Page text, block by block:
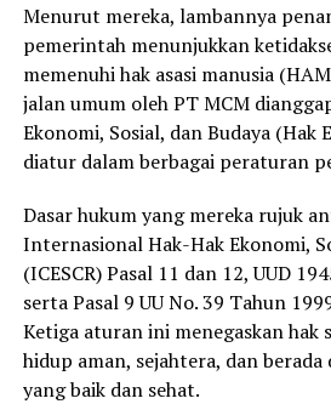
Menurut mereka, lambannya
pemerintah menunjukkan
memenuhi hak asasi manusia
jalan umum oleh PT MCM
Ekonomi, Sosial, dan Budaya (Hak
diatur dalam berbagai peraturan
Dasar hukum yang mereka rujuk
Internasional Hak-Hak Ekonomi,
(ICESCR) Pasal 11 dan 12, UUD
serta Pasal 9 UU No. 39 Tahun
Ketiga aturan ini menegaskan hak
hidup aman, sejahtera, dan
yang baik dan sehat.